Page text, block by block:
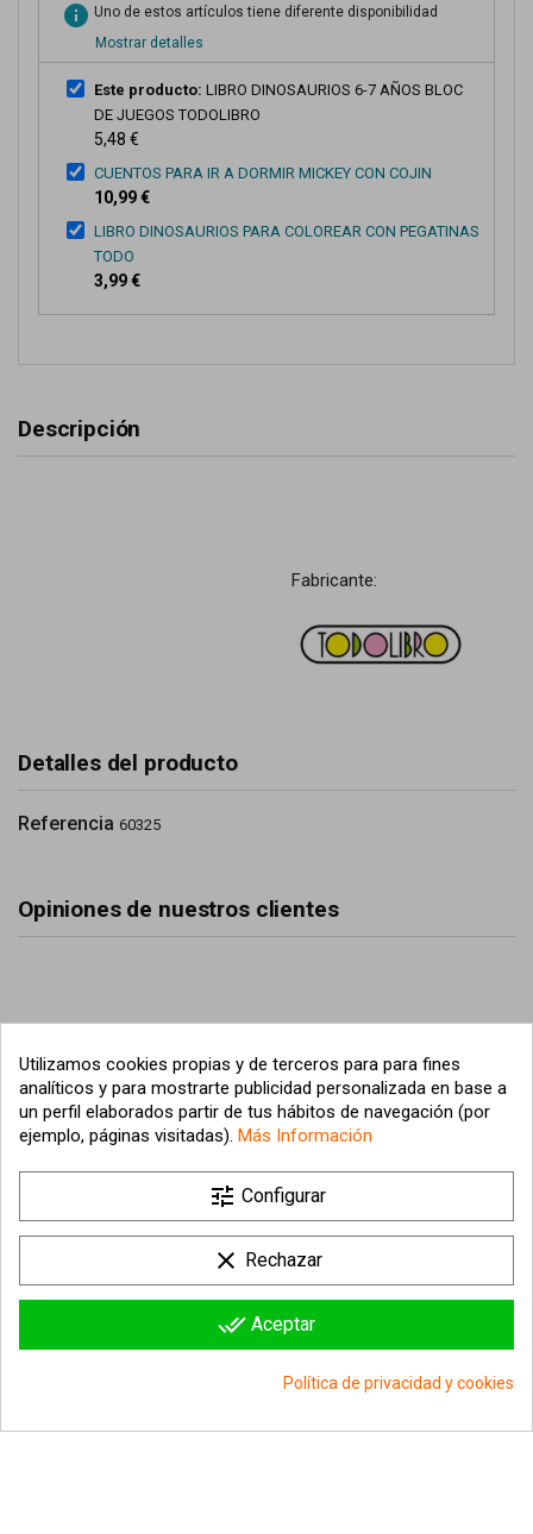
info Uno de estos artículos tiene diferente disponibilidad
Mostrar detalles
Este producto: LIBRO DINOSAURIOS 6-7 AÑOS BLOC
DE JUEGOS TODOLIBRO
5,48 €
CUENTOS PARA IR A DORMIR MICKEY CON COJIN
10,99 €
LIBRO DINOSAURIOS PARA COLOREAR CON PEGATINAS
TODO
3,99 €
Descripción
Fabricante:
Detalles del producto
Referencia 60325
Opiniones de nuestros clientes
Información sobre la tienda 
Utilizamos cookies propias y de terceros para para fines
analíticos y para mostrarte publicidad personalizada en base a
un perfil elaborados partir de tus hábitos de navegación (por
ejemplo, páginas visitadas). Más Información
tune Configurar
clear Rechazar
done_all Aceptar
Política de privacidad y cookies